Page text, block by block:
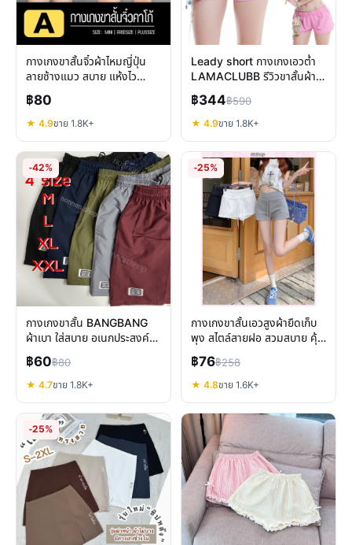
กางเกงขาสั้นจิ๋วผ้าไหมญี่ปุ่น
ลายช้างแมว สบาย แห้งไว
แฟชั่นซัมเมอร์
฿80
★ 4.9ขาย 1.8K+
Leady short กางเกงเอวต่ำ
LAMACLUBB รีวิวขาสั้นผ้า
ร่ม ทรงสปอร์ต ใส่สบายทุก
สไตล์
฿344฿590
★ 4.9ขาย 1.8K+
-42%
กางเกงขาสั้น BANGBANG
ผ้าเบา ใส่สบาย อเนกประสงค์
เลือกไซส์ง่ายๆ
฿60฿80
★ 4.7ขาย 1.8K+
-25%
กางเกงขาสั้นเอวสูงผ้ายืดเก็บ
พุง สไตล์สายฝอ สวมสบาย คุ้ม
ค่าทุกวัน
฿76฿258
★ 4.8ขาย 1.6K+
-25%